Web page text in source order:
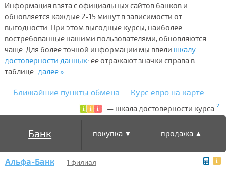
Поиск
Информация взята с официальных сайтов банков и
обновляется каждые 2-15 минут в зависимости от
выгодности. При этом выгодные курсы, наиболее
востребованные нашими пользователями, обновляются
чаще. Для более точной информации мы ввели шкалу
достоверности данных: ее отражают значки справа в
таблице. далее »
Ближайшие пункты обмена Курс евро на карте
— шкала достоверности курса.?
Банк покупка ▼ продажа ▲
Альфа-Банк 1 филиал